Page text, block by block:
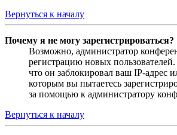
Вернуться к началу
Почему я не могу зарегистрироваться?
Возможно, администратор
регистрацию новых
что он заблокировал ваш IP-адрес
которым вы пытаетесь
за помощью к администратору
Вернуться к началу